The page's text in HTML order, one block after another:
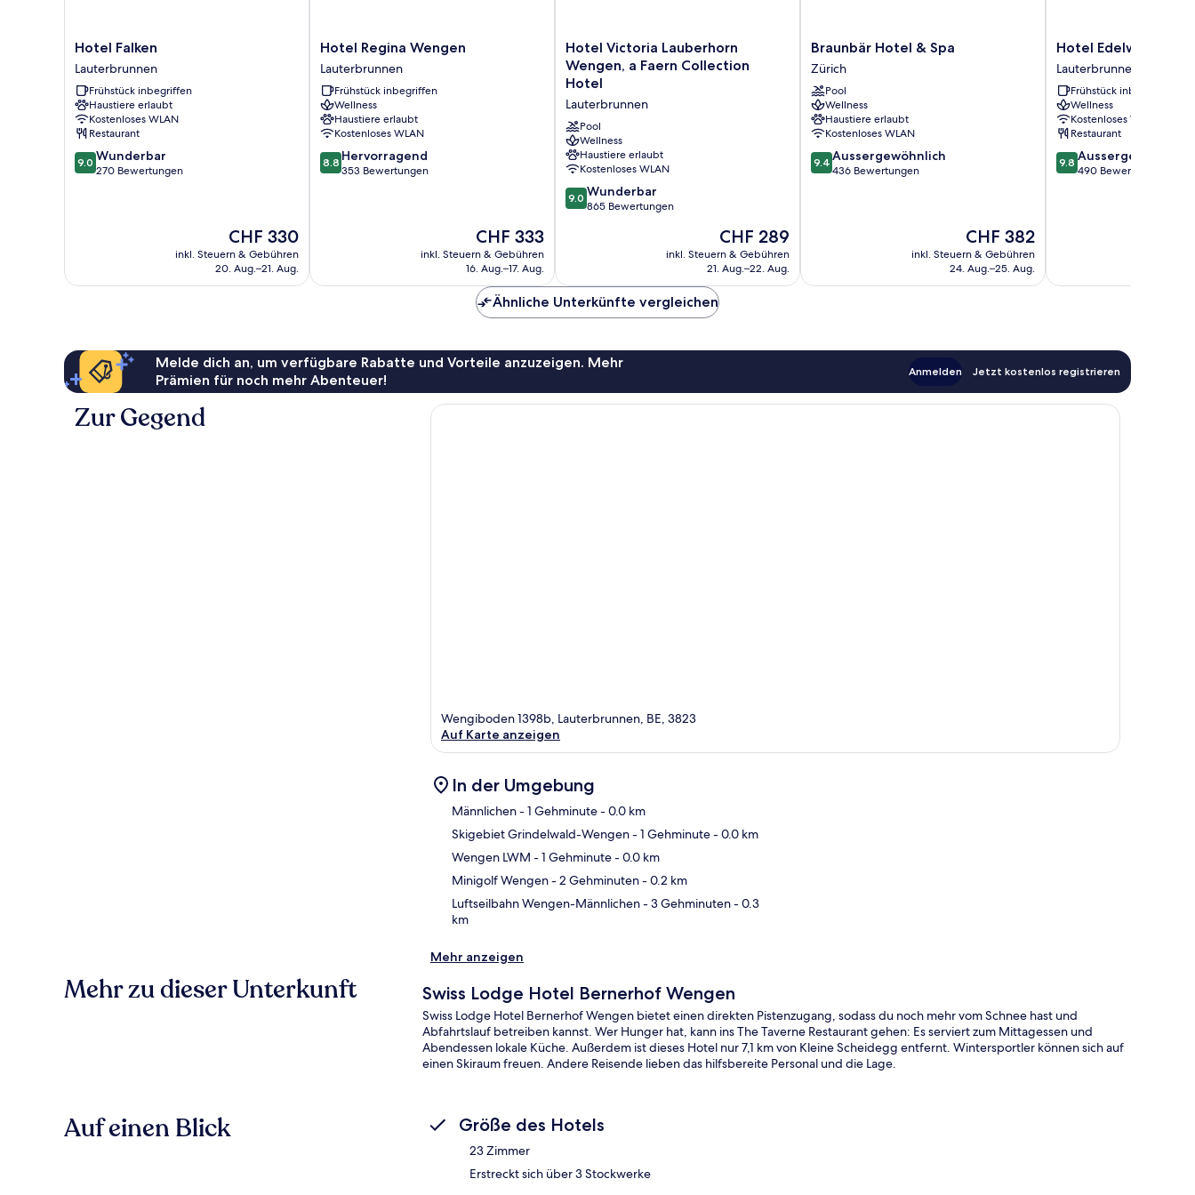
Hotel
Falken
Lauterbrunnen
Hotel Falken
Lauterbrunnen
Frühstück inbegriffen
Haustiere erlaubt
Kostenloses WLAN
Restaurant
9.0
von
9.0 Wunderbar
270 Bewertungen
Der
Preis
beträgt
CHF 330
inkl. Steuern & Gebühren
20. Aug.–21. Aug.
Hotel
Regina
Wengen
Lauterbrunnen
Hotel Regina Wengen
Lauterbrunnen
Frühstück inbegriffen
Wellness
Haustiere erlaubt
Kostenloses WLAN
8.8
von
8.8 Hervorragend
353 Bewertungen
Der
Preis
beträgt
CHF 333
inkl. Steuern & Gebühren
16. Aug.–17. Aug.
Hotel
Victoria
Lauberhorn
Wengen,
a
Faern
Collection
Hotel
Lauterbrunnen
Hotel Victoria Lauberhorn
Wengen, a Faern Collection
Hotel
Lauterbrunnen
Pool
Wellness
Haustiere erlaubt
Kostenloses WLAN
9.0
von
9.0 Wunderbar
865 Bewertungen
Der
Preis
beträgt
CHF 289
inkl. Steuern & Gebühren
21. Aug.–22. Aug.
Braunbär
Hotel
&
Spa
Zürich
Braunbär Hotel & Spa
Zürich
Pool
Wellness
Haustiere erlaubt
Kostenloses WLAN
9.4
von
9.4 Aussergewöhnlich
436 Bewertungen
Der
Preis
beträgt
CHF 382
inkl. Steuern & Gebühren
24. Aug.–25. Aug.
Hotel
Edelweiss
Wengen
Lauterbrunnen
Hotel Edelweiss
Lauterbrunnen
Frühstück inbegriffen
Wellness
Kostenloses WLAN
Restaurant
9.8
von
9.8 Aussergewöhnlich
490 Bewertungen
Ähnliche Unterkünfte vergleichen
Melde dich an, um verfügbare Rabatte und Vorteile anzuzeigen. Mehr
Prämien für noch mehr Abenteuer!
Anmelden Jetzt kostenlos registrieren
Zur Gegend
Wengiboden 1398b, Lauterbrunnen, BE, 3823
Auf Karte anzeigen
In der Umgebung
Männlichen- 1 Gehminute- 0.0 km
Skigebiet Grindelwald-Wengen- 1 Gehminute- 0.0 km
Wengen LWM - 1 Gehminute- 0.0 km
Minigolf Wengen- 2 Gehminuten- 0.2 km
Luftseilbahn Wengen-Männlichen- 3 Gehminuten- 0.3
km
Mehr anzeigen
Mehr zu dieser Unterkunft Swiss Lodge Hotel Bernerhof Wengen
Swiss Lodge Hotel Bernerhof Wengen bietet einen direkten Pistenzugang, sodass du noch mehr vom Schnee hast und
Abfahrtslauf betreiben kannst. Wer Hunger hat, kann ins The Taverne Restaurant gehen: Es serviert zum Mittagessen und
Abendessen lokale Küche. Außerdem ist dieses Hotel nur 7,1 km von Kleine Scheidegg entfernt. Wintersportler können sich auf
einen Skiraum freuen. Andere Reisende lieben das hilfsbereite Personal und die Lage.
Auf einen Blick Größe des Hotels
23 Zimmer
Erstreckt sich über 3 Stockwerke